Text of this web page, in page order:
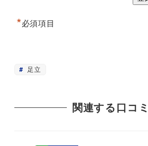
*必須項目
足立
関連する口コミ